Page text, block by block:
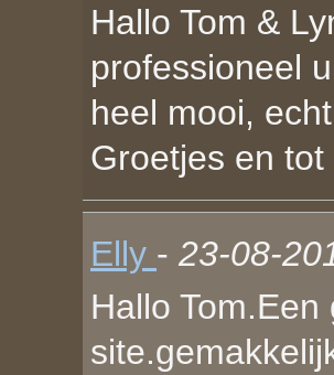
Hallo Tom &
professioneel
heel mooi,
Groetjes en
Elly - 23-08-
Hallo Tom.Een